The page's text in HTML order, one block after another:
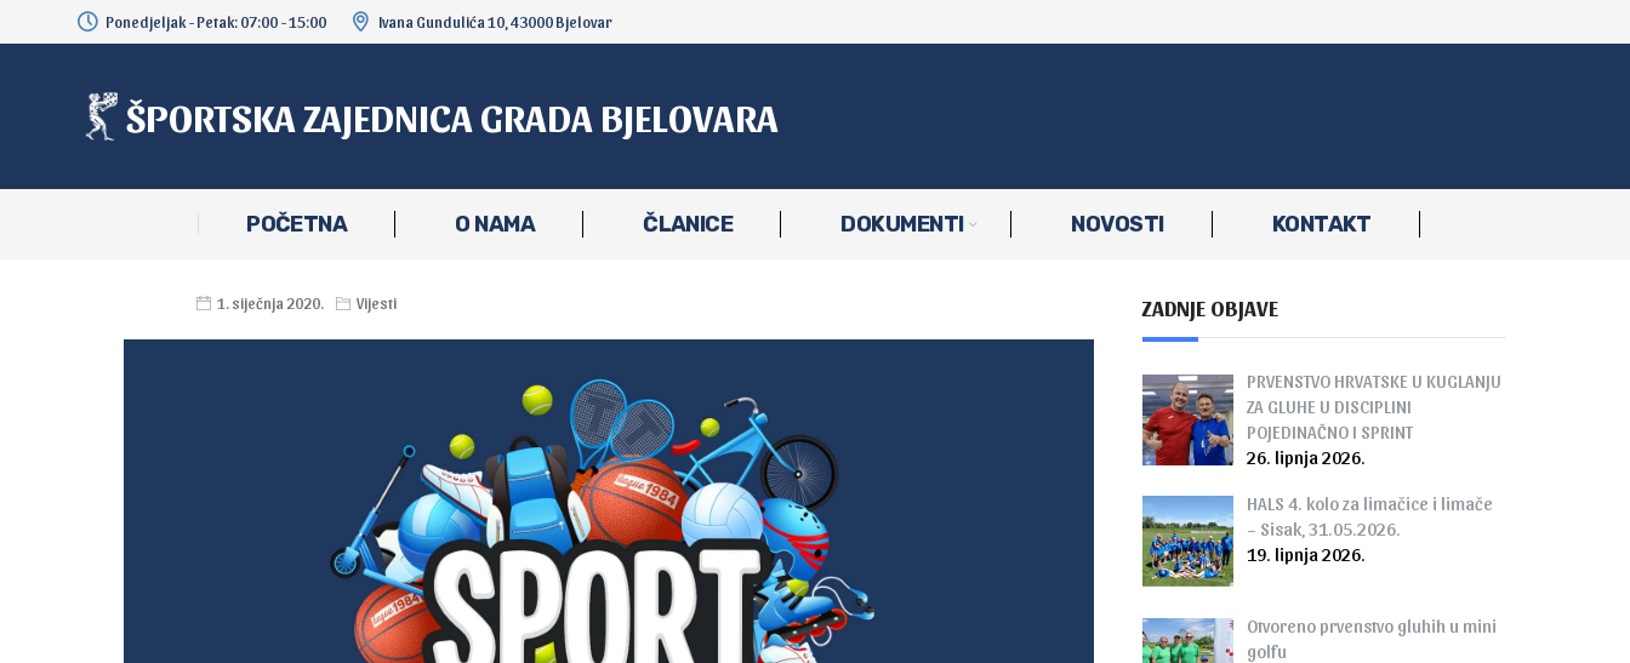
Ponedjeljak - Petak: 07:00 - 15:00 Ivana Gundulića 10, 43000 Bjelovar
ŠPORTSKA ZAJEDNICA GRADA BJELOVARA
POČETNA O NAMA ČLANICE DOKUMENTI NOVOSTI KONTAKT
1. siječnja 2020. Vijesti ZADNJE OBJAVE
PRVENSTVO HRVATSKE U KUGLANJU
ZA GLUHE U DISCIPLINI
POJEDINAČNO I SPRINT
26. lipnja 2026.
HALS 4. kolo za limačice i limače
– Sisak, 31.05.2026.
19. lipnja 2026.
Otvoreno prvenstvo gluhih u mini
golfu